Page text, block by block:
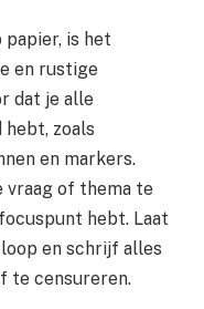
is het
en rustige
dat je alle
hebt, zoals
en markers.
vraag of thema te
hebt. Laat
en schrijf alles
te censureren.